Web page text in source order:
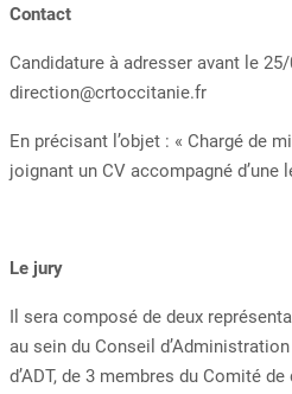
Contact
Candidature à adresser avant le
direction@crtoccitanie.fr
En précisant l’objet : « Chargé de
joignant un CV accompagné d’une
Le jury
Il sera composé de deux
au sein du Conseil d’Administration
d’ADT, de 3 membres du Comité